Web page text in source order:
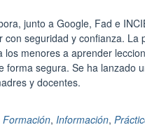
junto a Google, Fad e
con seguridad y confianza.
los menores a aprender
forma segura. Se ha lanzado
y docentes.
Formación, Información,